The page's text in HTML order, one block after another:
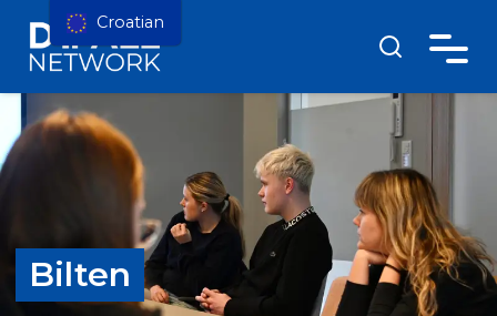
Bilten
Croatian